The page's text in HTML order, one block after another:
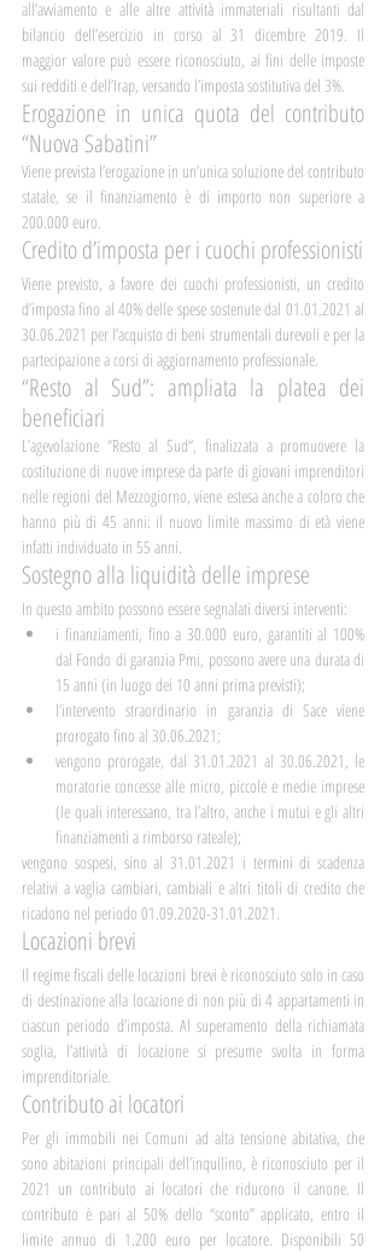
all’avviamento e alle altre attività immateriali risultanti dal
bilancio dell’esercizio in corso al 31 dicembre 2019. Il
maggior valore può essere riconosciuto, ai fini delle imposte
sui redditi e dell’Irap, versando l’imposta sostitutiva del 3%.
Erogazione in unica quota del contributo
“Nuova Sabatini”
Viene prevista l’erogazione in un’unica soluzione del contributo
statale, se il finanziamento è di importo non superiore a
200.000 euro.
Credito d’imposta per i cuochi professionisti
Viene previsto, a favore dei cuochi professionisti, un credito
d’imposta fino al 40% delle spese sostenute dal 01.01.2021 al
30.06.2021 per l’acquisto di beni strumentali durevoli e per la
partecipazione a corsi di aggiornamento professionale.
“Resto al Sud”: ampliata la platea dei
beneficiari
L’agevolazione “Resto al Sud“, finalizzata a promuovere la
costituzione di nuove imprese da parte di giovani imprenditori
nelle regioni del Mezzogiorno, viene estesa anche a coloro che
hanno più di 45 anni: il nuovo limite massimo di età viene
infatti individuato in 55 anni.
Sostegno alla liquidità delle imprese
In questo ambito possono essere segnalati diversi interventi:
i finanziamenti, fino a 30.000 euro, garantiti al 100%
dal Fondo di garanzia Pmi, possono avere una durata di
15 anni (in luogo dei 10 anni prima previsti);
l’intervento straordinario in garanzia di Sace viene
prorogato fino al 30.06.2021;
vengono prorogate, dal 31.01.2021 al 30.06.2021, le
moratorie concesse alle micro, piccole e medie imprese
(le quali interessano, tra l’altro, anche i mutui e gli altri
finanziamenti a rimborso rateale);
vengono sospesi, sino al 31.01.2021 i termini di scadenza
relativi a vaglia cambiari, cambiali e altri titoli di credito che
ricadono nel periodo 01.09.2020-31.01.2021.
Locazioni brevi
Il regime fiscali delle locazioni brevi è riconosciuto solo in caso
di destinazione alla locazione di non più di 4 appartamenti in
ciascun periodo d’imposta. Al superamento della richiamata
soglia, l’attività di locazione si presume svolta in forma
imprenditoriale.
Contributo ai locatori
Per gli immobili nei Comuni ad alta tensione abitativa, che
sono abitazioni principali dell’inquilino, è riconosciuto per il
2021 un contributo ai locatori che riducono il canone. Il
contributo è pari al 50% dello “sconto” applicato, entro il
limite annuo di 1.200 euro per locatore. Disponibili 50